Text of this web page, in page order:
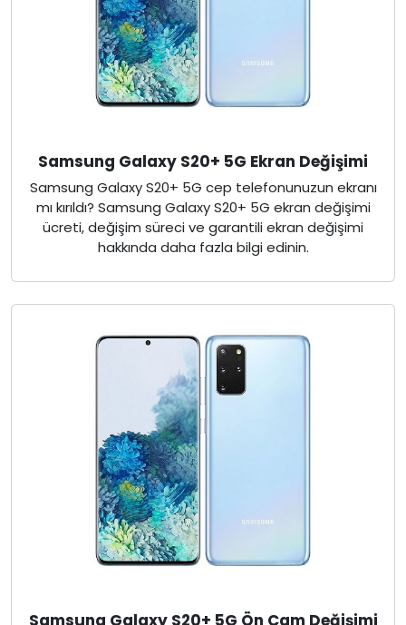
Samsung Galaxy S20+ 5G Ekran Değişimi
Samsung Galaxy S20+ 5G cep telefonunuzun ekranı
mı kırıldı? Samsung Galaxy S20+ 5G ekran değişimi
ücreti, değişim süreci ve garantili ekran değişimi
hakkında daha fazla bilgi edinin.
Samsung Galaxy S20+ 5G Ön Cam Değişimi